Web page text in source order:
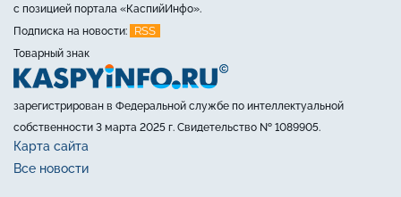
с позицией портала «КаспийИнфо».
Подписка на новости:
RSS
Товарный знак
зарегистрирован в Федеральной службе по интеллектуальной
собственности 3 марта 2025 г. Свидетельство № 1089905.
Карта сайта
Все новости